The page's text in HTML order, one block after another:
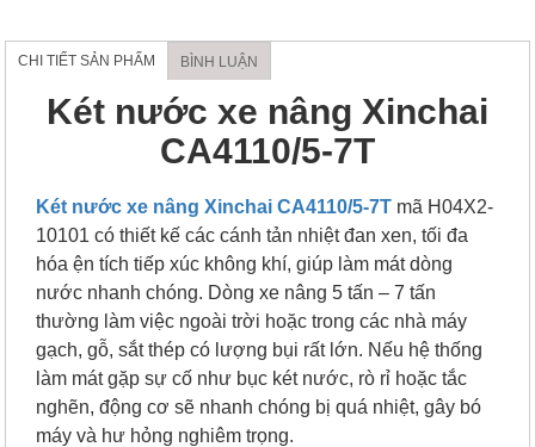
CHI TIẾT SẢN PHẨM BÌNH LUẬN
Két nước xe nâng Xinchai
CA4110/5-7T
Két nước xe nâng Xinchai CA4110/5-7T mã H04X2-
10101 có thiết kế các cánh tản nhiệt đan xen, tối đa
hóa ện tích tiếp xúc không khí, giúp làm mát dòng
nước nhanh chóng. Dòng xe nâng 5 tấn – 7 tấn
thường làm việc ngoài trời hoặc trong các nhà máy
gạch, gỗ, sắt thép có lượng bụi rất lớn. Nếu hệ thống
làm mát gặp sự cố như bục két nước, rò rỉ hoặc tắc
nghẽn, động cơ sẽ nhanh chóng bị quá nhiệt, gây bó
máy và hư hỏng nghiêm trọng.